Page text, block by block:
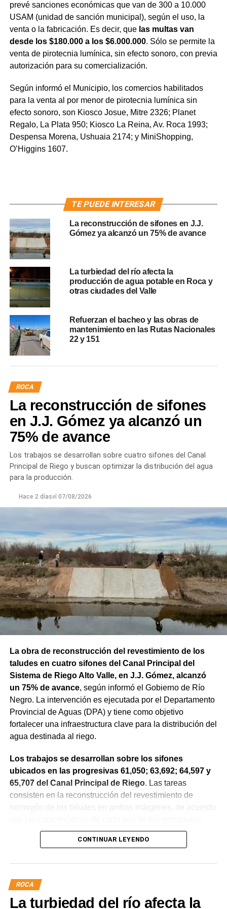
prevé sanciones económicas que van de 300 a 10.000
USAM (unidad de sanción municipal), según el uso, la
venta o la fabricación. Es decir, que las multas van
desde los $180.000 a los $6.000.000. Sólo se permite la
venta de pirotecnia lumínica, sin efecto sonoro, con previa
autorización para su comercialización.
Según informó el Municipio, los comercios habilitados
para la venta al por menor de pirotecnia lumínica sin
efecto sonoro, son Kiosco Josue, Mitre 2326; Planet
Regalo, La Plata 950; Kiosco La Reina, Av. Roca 1993;
Despensa Morena, Ushuaia 2174; y MiniShopping,
O’Higgins 1607.
TE PUEDE INTERESAR
La reconstrucción de sifones en J.J.
Gómez ya alcanzó un 75% de avance
La turbiedad del río afecta la
producción de agua potable en Roca y
otras ciudades del Valle
Refuerzan el bacheo y las obras de
mantenimiento en las Rutas Nacionales
22 y 151
ROCA
La reconstrucción de sifones
en J.J. Gómez ya alcanzó un
75% de avance
Los trabajos se desarrollan sobre cuatro sifones del Canal
Principal de Riego y buscan optimizar la distribución del agua
para la producción.
Hace 2 díasel 07/08/2026
La obra de reconstrucción del revestimiento de los
taludes en cuatro sifones del Canal Principal del
Sistema de Riego Alto Valle, en J.J. Gómez, alcanzó
un 75% de avance, según informó el Gobierno de Río
Negro. La intervención es ejecutada por el Departamento
Provincial de Aguas (DPA) y tiene como objetivo
fortalecer una infraestructura clave para la distribución del
agua destinada al riego.
Los trabajos se desarrollan sobre los sifones
ubicados en las progresivas 61,050; 63,692; 64,597 y
65,707 del Canal Principal de Riego. Las tareas
consisten en la reconstrucción del revestimiento de
hormigón de los taludes en ambas márgenes, de acuerdo
La obra incluye la demolición de losas deterioradas, la
requieren, la ejecución de un nuevo revestimiento de
hormigón reforzado con malla de acero y el sellado de
juntas para mejorar la durabilidad de la infraestructura.
CONTINUAR LEYENDO
ROCA
La turbiedad del río afecta la